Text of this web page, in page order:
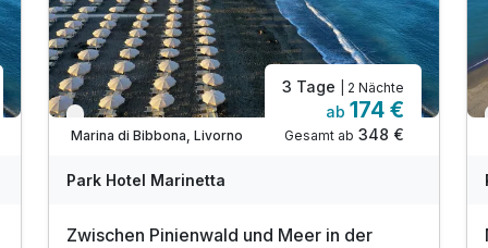
Nur noch bis Oktober
Marina di Bibbona, Livorno
3 Tage | 2 Nächte
ab 174 €
Gesamt ab 348 €
Park Hotel Marinetta
Zwischen Pinienwald und Meer in der